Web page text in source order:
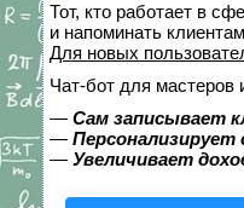
Тот, кто работает в
и напоминать
Для новых
Чат-бот для мастеров
— Сам записывает
— Персонализирует
— Увеличивает